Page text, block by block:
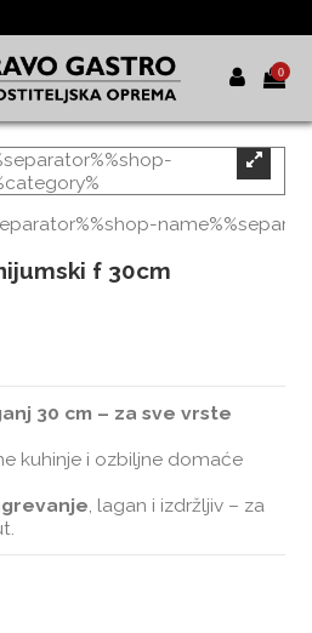
0
f 30cm
30 cm – za sve vrste
kuhinje i ozbiljne domaće
, lagan i izdržljiv – za